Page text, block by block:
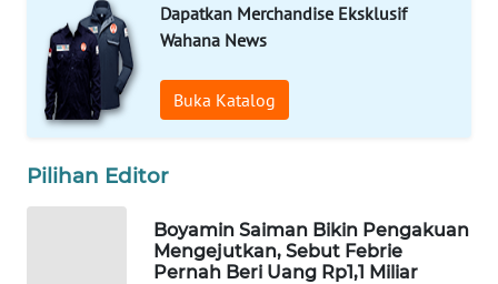
Dapatkan Merchandise Eksklusif
Wahana News
Buka Katalog
Pilihan Editor
Boyamin Saiman Bikin Pengakuan
Mengejutkan, Sebut Febrie
Pernah Beri Uang Rp1,1 Miliar
WN
LIKUPANG
WN
WN